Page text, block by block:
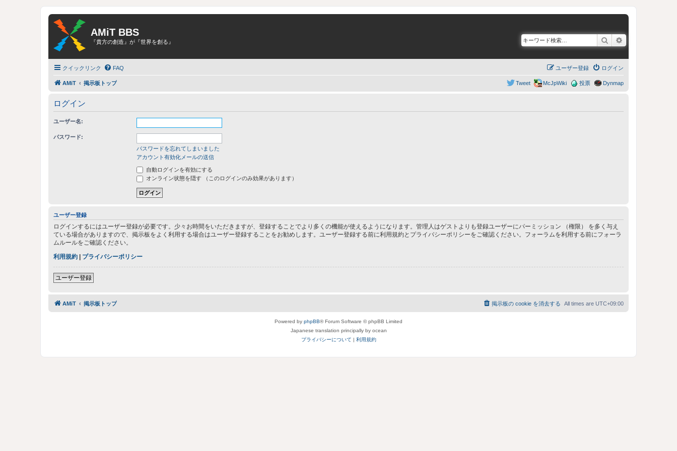
AMiT BBS
『貴方の創造』が『世界を創る』 検索
クイックリンク FAQ ログイン
ユーザー登録
AMiT 掲示板トップ Dynmap
投票
McJpWiki
Tweet
ログイン
ユーザー名:
パスワード:
パスワードを忘れてしまいました
アカウント有効化メールの送信
自動ログインを有効にする
オンライン状態を隠す （このログインのみ効果があります）
ユーザー登録
ログインするにはユーザー登録が必要です。少々お時間をいただきますが、登録することでより多くの機能が使えるようになります。管理人はゲストよりも登録ユーザーにパーミッション （権限） を多く与え
ている場合がありますので、掲示板をよく利用する場合はユーザー登録することをお勧めします。ユーザー登録する前に利用規約とプライバシーポリシーをご確認ください。フォーラムを利用する前にフォーラ
ムルールをご確認ください。
利用規約
プライバシーポリシー
ユーザー登録
AMiT 掲示板トップ All times are UTC+09:00
掲示板の cookie を消去する
Powered by phpBB® Forum Software © phpBB Limited
Japanese translation principally by ocean
プライバシーについて | 利用規約